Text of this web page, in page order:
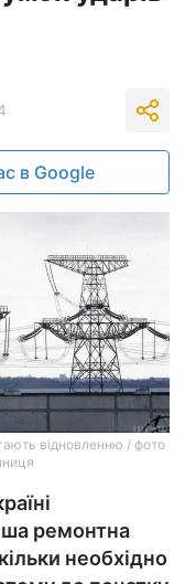
в Google
відновленню / фото
ремонтна
необхідно